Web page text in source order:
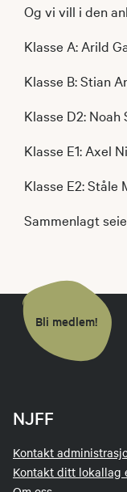
Og vi vill i den
Klasse A: Arild
Klasse B: Stian
Klasse D2:
Klasse E1: Axel
Klasse E2: Ståle
Sammenlagt
Bli medlem!
NJFF
Kontakt
Kontakt ditt lokallag